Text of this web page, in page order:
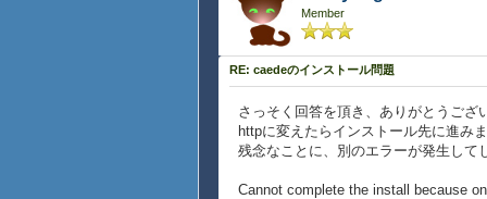
Member
RE: caedeのインストール問題
さっそく回答を頂き、ありがとうござ
httpに変えたらインストール先に進
残念なことに、別のエラーが発生して
Cannot complete the install because